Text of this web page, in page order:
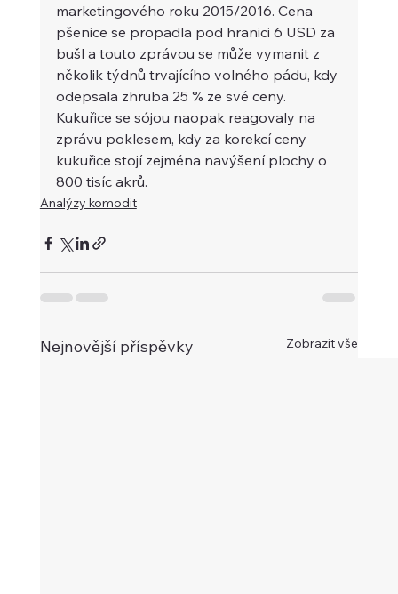
marketingového roku 2015/2016. Cena
pšenice se propadla pod hranici 6 USD za
bušl a touto zprávou se může vymanit z
několik týdnů trvajícího volného pádu, kdy
odepsala zhruba 25 % ze své ceny.
Kukuřice se sójou naopak reagovaly na
zprávu poklesem, kdy za korekcí ceny
kukuřice stojí zejména navýšení plochy o
800 tisíc akrů.
Analýzy komodit
Nejnovější příspěvky Zobrazit vše